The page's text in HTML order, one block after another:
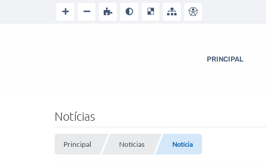
PRINCIPAL
Notícias
Principal Notícias Notícia